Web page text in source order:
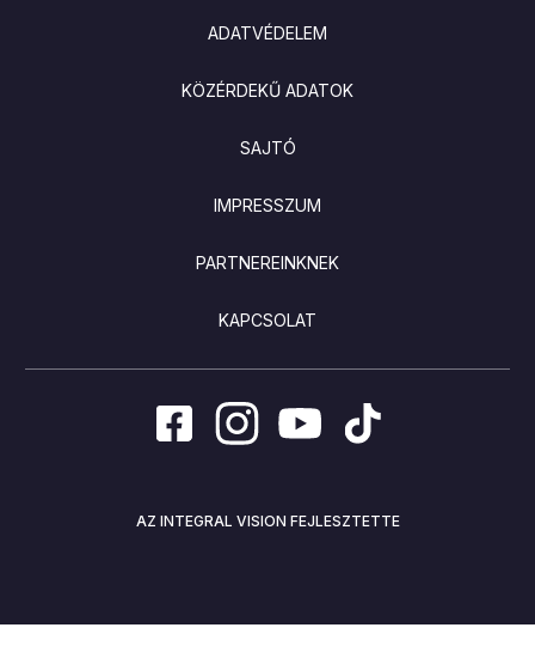
ADATVÉDELEM
KÖZÉRDEKŰ ADATOK
SAJTÓ
IMPRESSZUM
PARTNEREINKNEK
KAPCSOLAT
AZ INTEGRAL VISION FEJLESZTETTE